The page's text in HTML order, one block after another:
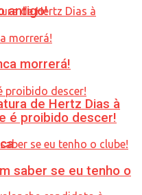
de Hertz Dias à
antigo!
morrerá!
é proibido descer!
saber se eu tenho o